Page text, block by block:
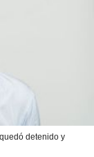
detenido y